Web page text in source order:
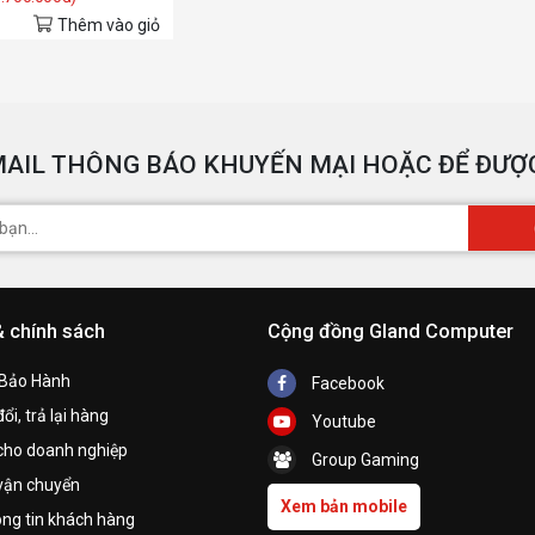
Thêm vào giỏ
THÔNG BÁO KHUYẾN MẠI HOẶC ĐỂ
chính sách
Hành
trả lại hàng
doanh nghiệp
chuyển
tin khách hàng
Cộng đồng Gland Computer
Facebook
Youtube
Group Gaming
Xem bản mobile